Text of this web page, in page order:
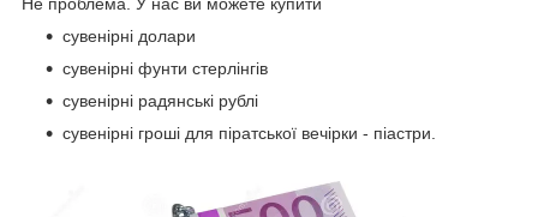
Не проблема. У нас ви можете купити
сувенірні долари
сувенірні фунти стерлінгів
сувенірні радянські рублі
сувенірні гроші для піратської вечірки - піастри.